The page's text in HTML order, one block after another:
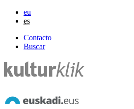
eu
es
Contacto
Buscar